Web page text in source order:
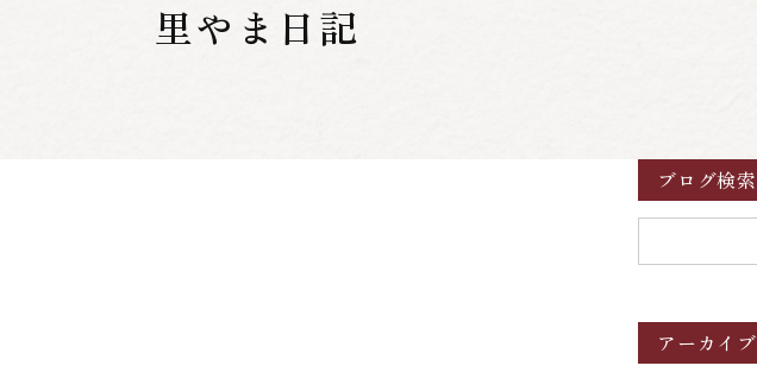
里やま日記
ブログ検索
アーカイブ